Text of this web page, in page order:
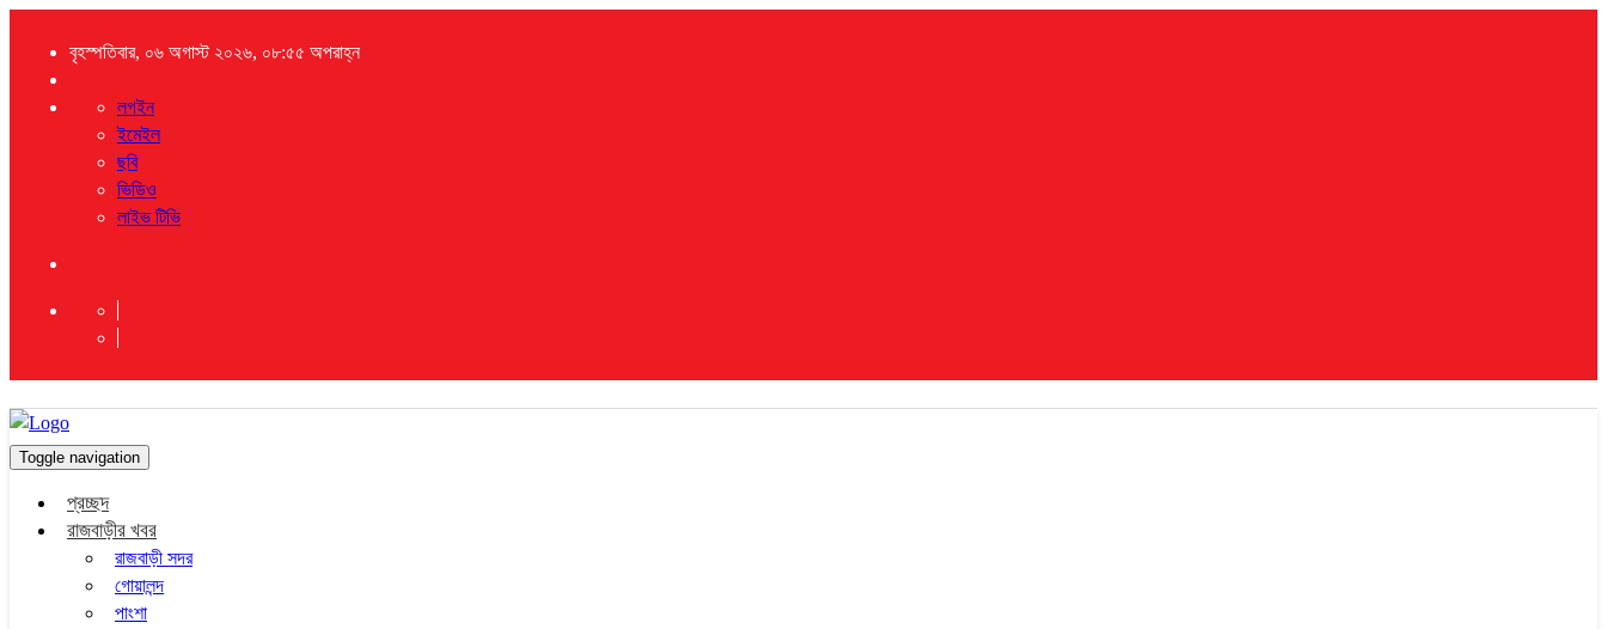
বৃহস্পতিবার, ০৬ অগাস্ট ২০২৬, ০৮:৫৫ অপরাহ্ন
লগইন
ইমেইল
ছবি
ভিডিও
লাইভ টিভি
Toggle navigation
প্রচ্ছদ
রাজবাড়ীর খবর
রাজবাড়ী সদর
গোয়ালন্দ
পাংশা